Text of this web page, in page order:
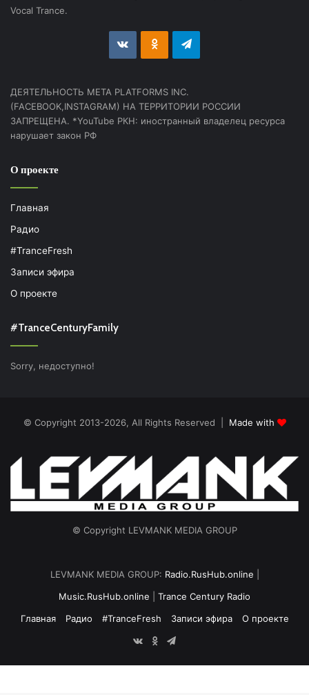
Vocal Trance.
vk.com Odnoklassniki
Telegram
ДЕЯТЕЛЬНОСТЬ МЕТА PLATFORMS INC.
(FACEBOOK,INSTAGRAM) НА ТЕРРИТОРИИ РОССИИ
ЗАПРЕЩЕНА. *YouTube РКН: иностранный владелец ресурса
нарушает закон РФ
О проекте
Главная
Радио
#TranceFresh
Записи эфира
О проекте
#TranceCenturyFamily
Sorry, недоступно!
© Copyright 2013-2026, All Rights Reserved | Made with
© Copyright LEVMANK MEDIA GROUP
LEVMANK MEDIA GROUP: Radio.RusHub.online
Music.RusHub.online
Trance Century Radio
Главная
Радио #TranceFresh Записи эфира
О проекте
vk.com
Odnoklassniki
Telegram